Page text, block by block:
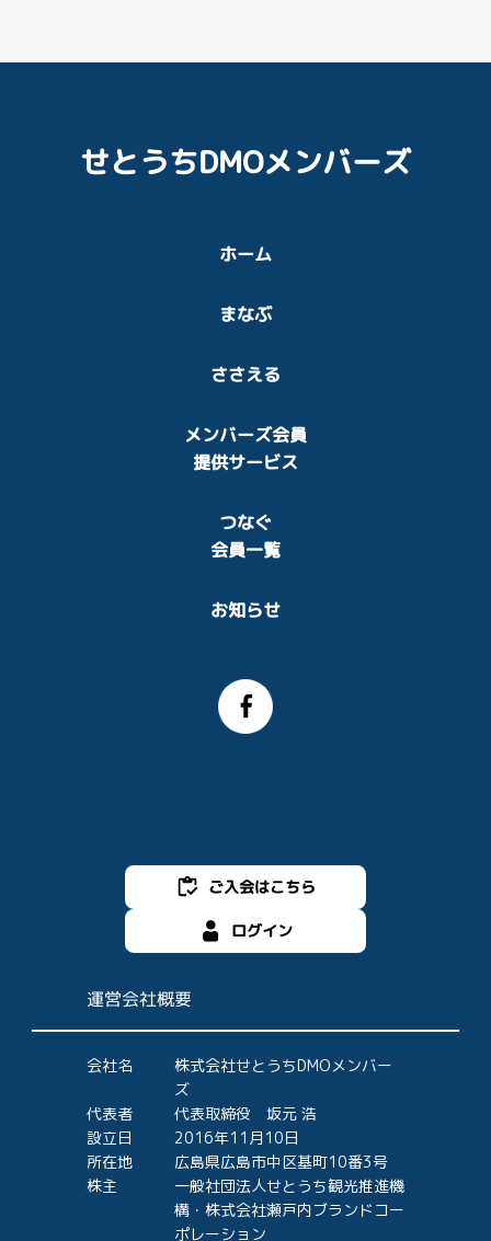
せとうちDMOメンバーズ
ホーム
まなぶ
ささえる
メンバーズ会員
提供サービス
つなぐ
会員一覧
お知らせ
ご入会はこちら
ログイン
運営会社概要
会社名
株式会社せとうちDMOメンバー
ズ
代表者
代表取締役 坂元 浩
設立日
2016年11月10日
所在地
広島県広島市中区基町10番3号
株主
一般社団法人せとうち観光推進機
構・株式会社瀬戸内ブランドコー
ポレーション